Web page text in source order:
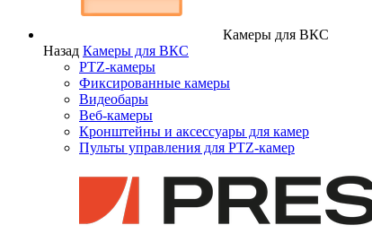
Камеры для ВКС
Назад Камеры для ВКС
PTZ-камеры
Фиксированные камеры
Видеобары
Веб-камеры
Кронштейны и аксессуары для камер
Пульты управления для PTZ-камер